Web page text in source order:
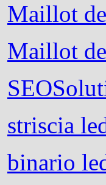
Maillot
Maillot
striscia
binario